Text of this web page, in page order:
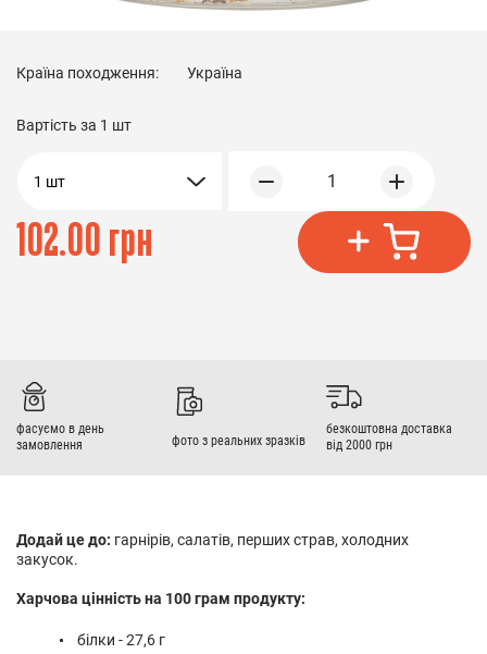
Країна походження: Україна
Вартість за 1 шт
1 шт 1
102.00 грн
фасуємо в день
замовлення
фото з реальних зразків
безкоштовна доставка
від 2000 грн
Додай це до: гарнірів, салатів, перших страв, холодних
закусок.
Харчова цінність на 100 грам продукту:
білки - 27,6 г